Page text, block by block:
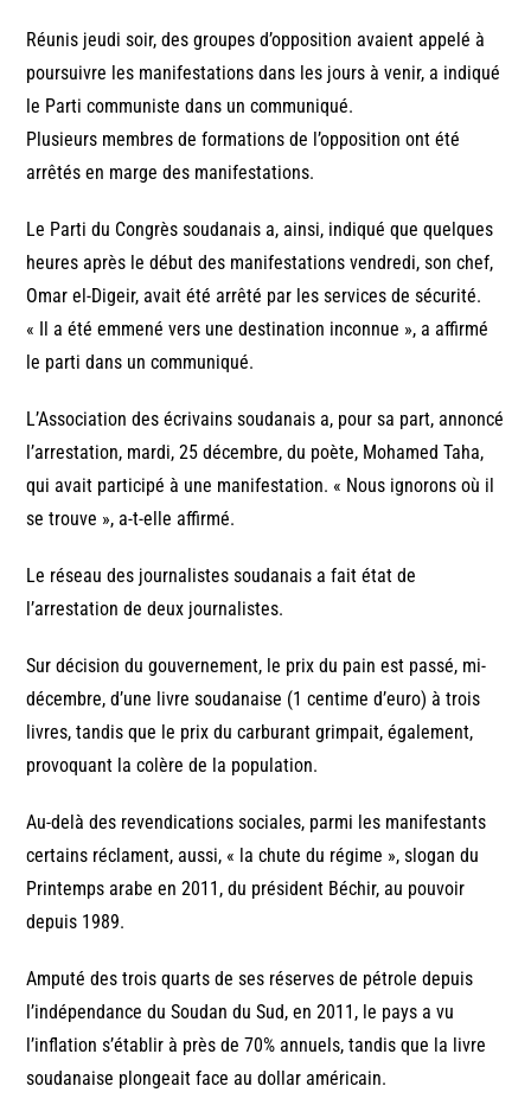
Réunis jeudi soir, des groupes d’opposition avaient appelé à
poursuivre les manifestations dans les jours à venir, a indiqué
le Parti communiste dans un communiqué.
Plusieurs membres de formations de l’opposition ont été
arrêtés en marge des manifestations.
Le Parti du Congrès soudanais a, ainsi, indiqué que quelques
heures après le début des manifestations vendredi, son chef,
Omar el-Digeir, avait été arrêté par les services de sécurité.
« Il a été emmené vers une destination inconnue », a affirmé
le parti dans un communiqué.
L’Association des écrivains soudanais a, pour sa part, annoncé
l’arrestation, mardi, 25 décembre, du poète, Mohamed Taha,
qui avait participé à une manifestation. « Nous ignorons où il
se trouve », a-t-elle affirmé.
Le réseau des journalistes soudanais a fait état de
l’arrestation de deux journalistes.
Sur décision du gouvernement, le prix du pain est passé, mi-
décembre, d’une livre soudanaise (1 centime d’euro) à trois
livres, tandis que le prix du carburant grimpait, également,
provoquant la colère de la population.
Au-delà des revendications sociales, parmi les manifestants
certains réclament, aussi, « la chute du régime », slogan du
Printemps arabe en 2011, du président Béchir, au pouvoir
depuis 1989.
Amputé des trois quarts de ses réserves de pétrole depuis
l’indépendance du Soudan du Sud, en 2011, le pays a vu
l’inflation s’établir à près de 70% annuels, tandis que la livre
soudanaise plongeait face au dollar américain.